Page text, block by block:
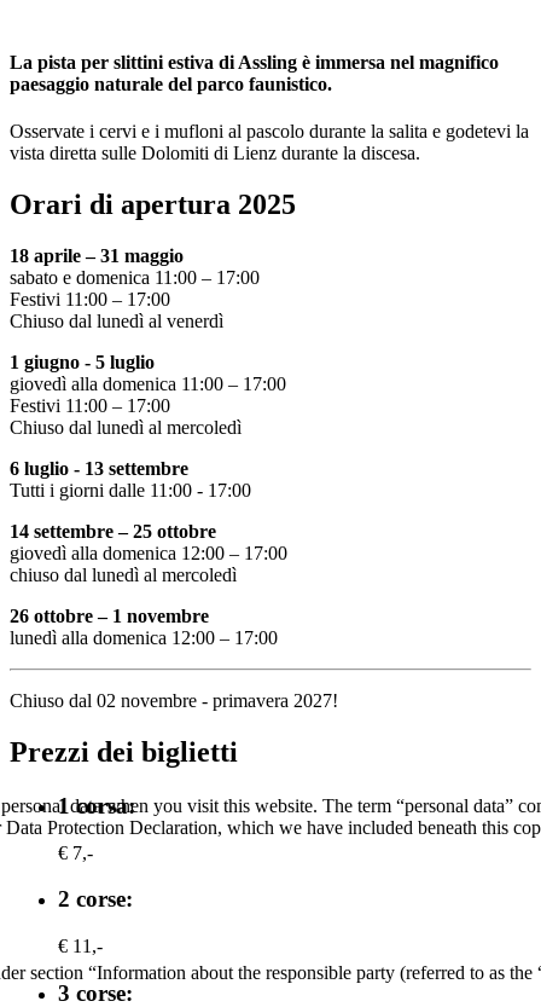
La pista per slittini estiva di Assling è immersa nel magnifico
paesaggio naturale del parco faunistico.
Osservate i cervi e i mufloni al pascolo durante la salita e godetevi la
vista diretta sulle Dolomiti di Lienz durante la discesa.
Orari di apertura 2025
18 aprile – 31 maggio
sabato e domenica 11:00 – 17:00
Festivi 11:00 – 17:00
Chiuso dal lunedì al venerdì
1 giugno - 5 luglio
giovedì alla domenica 11:00 – 17:00
Festivi 11:00 – 17:00
Chiuso dal lunedì al mercoledì
6 luglio - 13 settembre
Tutti i giorni dalle 11:00 - 17:00
14 settembre – 25 ottobre
giovedì alla domenica 12:00 – 17:00
chiuso dal lunedì al mercoledì
26 ottobre – 1 novembre
lunedì alla domenica 12:00 – 17:00
Chiuso dal 02 novembre - primavera 2027!
Prezzi dei biglietti
1 corsa:
€ 7,-
2 corse:
€ 11,-
3 corse:
data when you visit this website. The term “personal data”
Protection Declaration, which we have included beneath this
section “Information about the responsible party (referred to as